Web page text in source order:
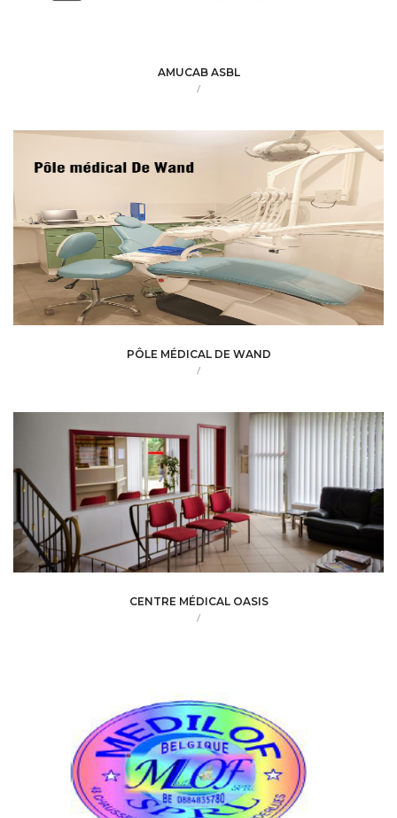
AMUCAB ASBL
/
PÔLE MÉDICAL DE WAND
/
CENTRE MÉDICAL OASIS
/